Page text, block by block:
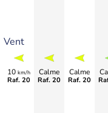
Vent
10 km/h
Raf. 20
Calme
Raf. 20
Calme
Raf. 20